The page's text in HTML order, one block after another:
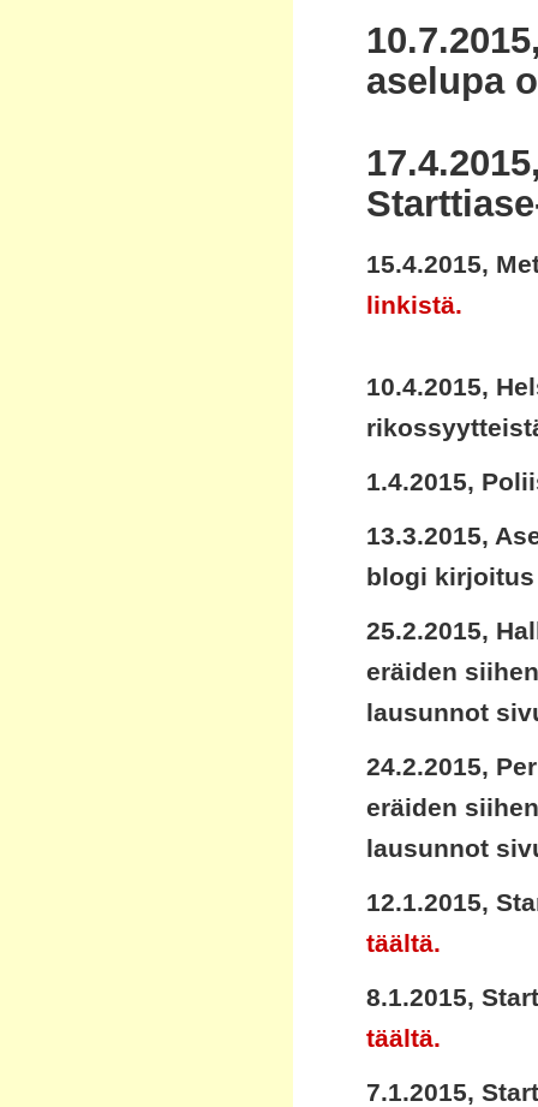
aselupa
15.4.2015,
linkistä.
10.4.2015,
1.4.2015,
13.3.2015,
blogi
25.2.2015,
eräiden
lausunnot
24.2.2015,
eräiden
lausunnot
12.1.2015,
täältä.
8.1.2015,
täältä.
7.1.2015,